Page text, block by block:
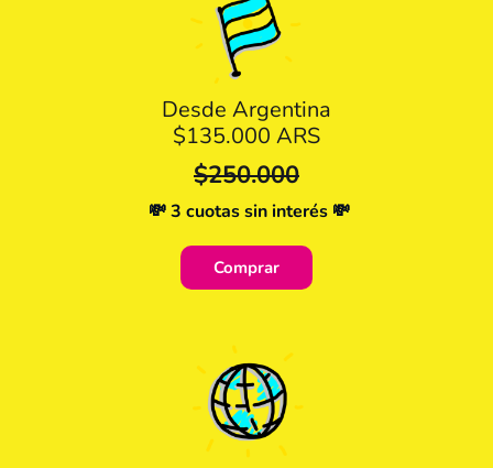
Desde Argentina
$135.000 ARS
$250.000
💸 3 cuotas sin interés 💸
Comprar